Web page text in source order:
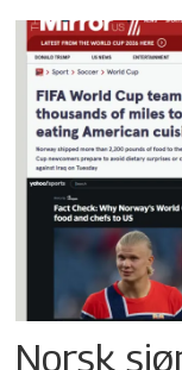
Norsk